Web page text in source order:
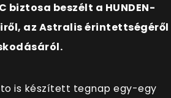
biztosa beszélt a HUNDEN-
az Astralis érintettségéről
is készített tegnap egy-egy